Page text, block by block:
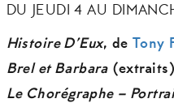
DU JEUDI 4 AU
Histoire D’Eux, de Tony
Brel et Barbara
Le Chorégraphe –